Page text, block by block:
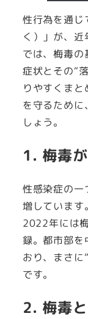
性行為を通じ
く）」が、
では、梅毒の
症状とその“
りやすくま
を守るために
しょう。
1. 梅毒
性感染症の一
増しています
2022年には
録。都市部を
おり、まさに
です。
2. 梅毒